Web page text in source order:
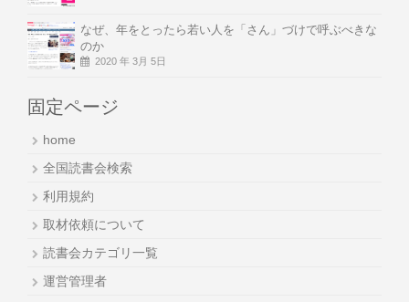
なぜ、年をとったら若い人を「さん」づけで呼ぶべきな
のか
2020 年 3月 5日
固定ページ
home
全国読書会検索
利用規約
取材依頼について
読書会カテゴリ一覧
運営管理者